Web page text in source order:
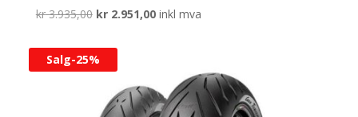
kr3.935,00 Opprinnelig
var:
kr 3.935,00.
kr2.951,00Nåværende
inkl mva
Salg-25%